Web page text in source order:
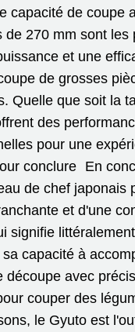
capacité de coupe
de 270 mm sont les
et une
de grosses
Quelle que soit la
des
pour une
conclure En
de chef japonais
et d'une
signifie
capacité à
découpe avec
couper des
le Gyuto est